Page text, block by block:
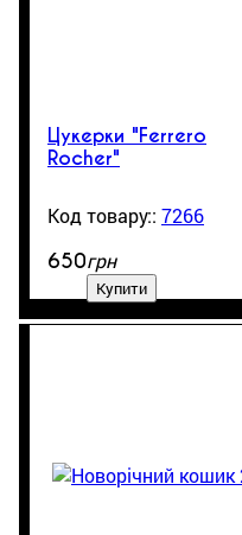
Цукерки "Ferrero
Rocher"
7266
650грн
Купити